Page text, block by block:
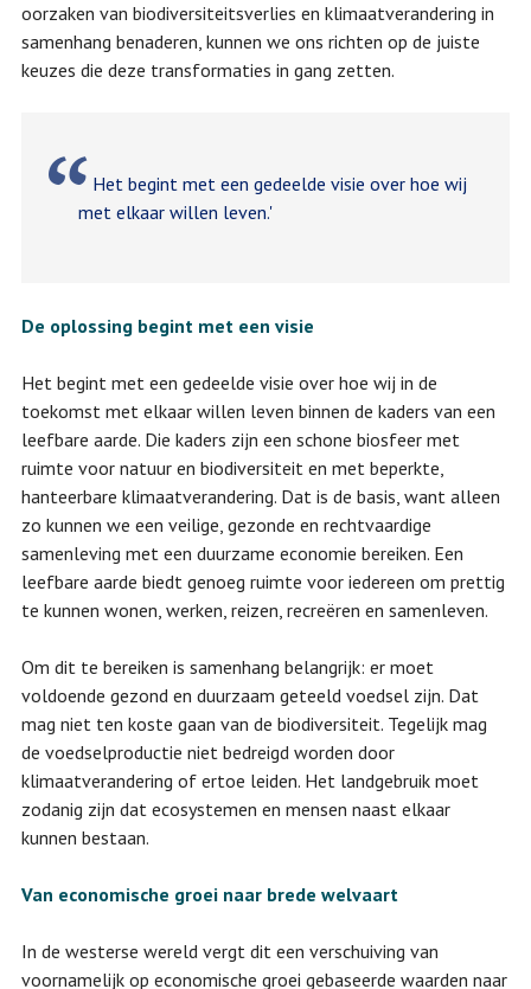
oorzaken van biodiversiteitsverlies en klimaatverandering in
samenhang benaderen, kunnen we ons richten op de juiste
keuzes die deze transformaties in gang zetten.
Het begint met een gedeelde visie over hoe wij
met elkaar willen leven.'
De oplossing begint met een visie
Het begint met een gedeelde visie over hoe wij in de
toekomst met elkaar willen leven binnen de kaders van een
leefbare aarde. Die kaders zijn een schone biosfeer met
ruimte voor natuur en biodiversiteit en met beperkte,
hanteerbare klimaatverandering. Dat is de basis, want alleen
zo kunnen we een veilige, gezonde en rechtvaardige
samenleving met een duurzame economie bereiken. Een
leefbare aarde biedt genoeg ruimte voor iedereen om prettig
te kunnen wonen, werken, reizen, recreëren en samenleven.
Om dit te bereiken is samenhang belangrijk: er moet
voldoende gezond en duurzaam geteeld voedsel zijn. Dat
mag niet ten koste gaan van de biodiversiteit. Tegelijk mag
de voedselproductie niet bedreigd worden door
klimaatverandering of ertoe leiden. Het landgebruik moet
zodanig zijn dat ecosystemen en mensen naast elkaar
kunnen bestaan.
Van economische groei naar brede welvaart
In de westerse wereld vergt dit een verschuiving van
voornamelijk op economische groei gebaseerde waarden naar